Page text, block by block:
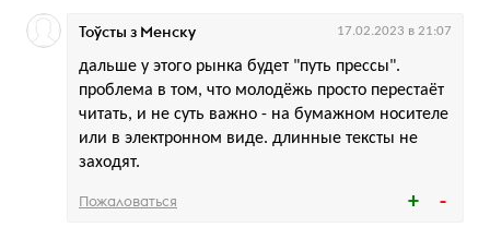
дальше у этого рынка будет "путь прессы".
проблема в том, что молодёжь просто перестаёт
читать, и не суть важно - на бумажном носителе
или в электронном виде. длинные тексты не
заходят.
Тоўсты з Менску 17.02.2023 в 21:07
Пожаловаться